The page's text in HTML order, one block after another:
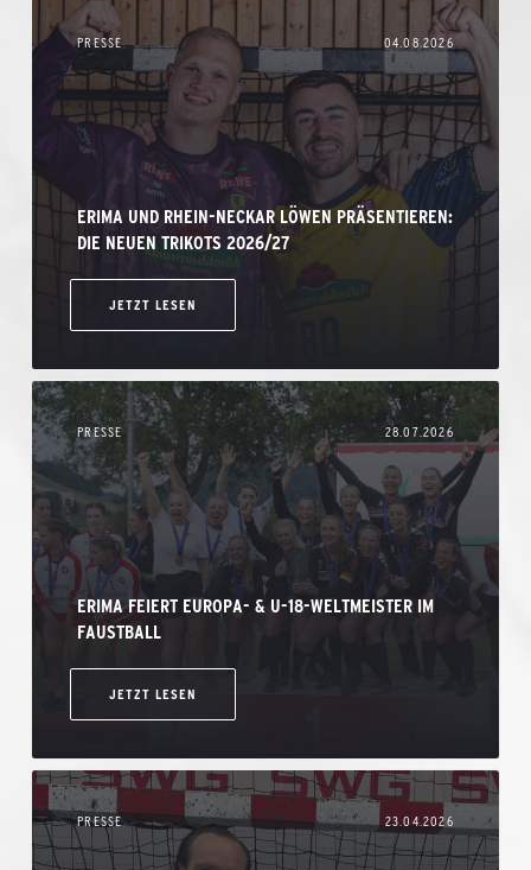
PRESSE 04.08.2026
ERIMA UND RHEIN-NECKAR LÖWEN PRÄSENTIEREN:
DIE NEUEN TRIKOTS 2026/27
JETZT LESEN
PRESSE 28.07.2026
ERIMA FEIERT EUROPA- & U-18-WELTMEISTER IM
FAUSTBALL
JETZT LESEN
PRESSE 23.04.2026